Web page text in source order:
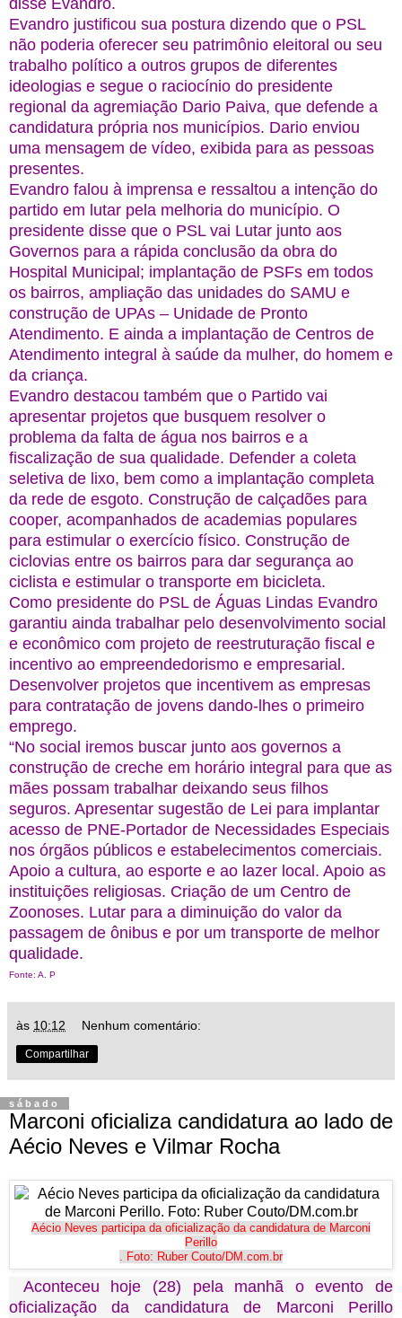
Evandro justificou sua postura dizendo que o PSL
não poderia oferecer seu patrimônio eleitoral ou seu
trabalho político a outros grupos de diferentes
ideologias e segue o raciocínio do presidente
regional da agremiação Dario Paiva, que defende a
candidatura própria nos municípios. Dario enviou
uma mensagem de vídeo, exibida para as pessoas
presentes.
Evandro falou à imprensa e ressaltou a intenção do
partido em lutar pela melhoria do município. O
presidente disse que o PSL vai Lutar junto aos
Governos para a rápida conclusão da obra do
Hospital Municipal; implantação de PSFs em todos
os bairros, ampliação das unidades do SAMU e
construção de UPAs – Unidade de Pronto
Atendimento. E ainda a implantação de Centros de
Atendimento integral à saúde da mulher, do homem e
da criança.
Evandro destacou também que o Partido vai
apresentar projetos que busquem resolver o
problema da falta de água nos bairros e a
fiscalização de sua qualidade. Defender a coleta
seletiva de lixo, bem como a implantação completa
da rede de esgoto. Construção de calçadões para
cooper, acompanhados de academias populares
para estimular o exercício físico. Construção de
ciclovias entre os bairros para dar segurança ao
ciclista e estimular o transporte em bicicleta.
Como presidente do PSL de Águas Lindas Evandro
garantiu ainda trabalhar pelo desenvolvimento social
e econômico com projeto de reestruturação fiscal e
incentivo ao empreendedorismo e empresarial.
Desenvolver projetos que incentivem as empresas
para contratação de jovens dando-lhes o primeiro
emprego.
“No social iremos buscar junto aos governos a
construção de creche em horário integral para que as
mães possam trabalhar deixando seus filhos
seguros. Apresentar sugestão de Lei para implantar
acesso de PNE-Portador de Necessidades Especiais
nos órgãos públicos e estabelecimentos comerciais.
Apoio a cultura, ao esporte e ao lazer local. Apoio as
instituições religiosas. Criação de um Centro de
Zoonoses. Lutar para a diminuição do valor da
passagem de ônibus e por um transporte de melhor
qualidade.
Fonte: A. P
às 10:12 Nenhum comentário:
Compartilhar
sábado
Marconi oficializa candidatura ao lado de
Aécio Neves e Vilmar Rocha
Aécio Neves participa da oficialização da candidatura de Marconi
Perillo
. Foto: Ruber Couto/DM.com.br
Aconteceu hoje (28) pela manhã o evento de
oficialização da candidatura de Marconi Perillo